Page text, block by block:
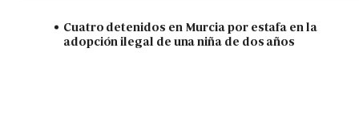
Cuatro detenidos en Murcia por estafa en la
adopción ilegal de una niña de dos años